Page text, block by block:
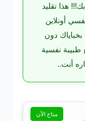
هذا تقليد
أونلاين
دون
نفسية
أنت..
متاح الآن